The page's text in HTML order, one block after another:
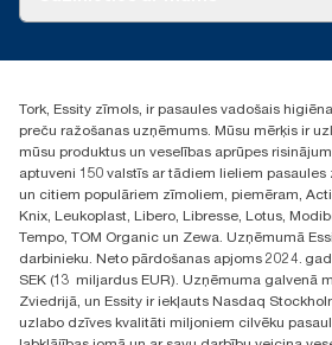
+371 29141799
Atrast izplatītāju
Ulbrokas street 19A
Riga, Latvija
LV-1028
Tork, Essity zīmols, ir pasaules vadošais
preču ražošanas uzņēmums. Mūsu mērķis ir
mūsu produktus un veselības aprūpes
aptuveni 150 valstīs ar tādiem lieliem pasaules
un citiem populāriem zīmoliem, piemēram,
Knix, Leukoplast, Libero, Libresse, Lotus,
Tempo, TOM Organic un Zewa. Uzņēmumā
darbinieku. Neto pārdošanas apjoms 2024.
SEK (13 miljardus EUR). Uzņēmuma galvenā
Zviedrijā, un Essity ir iekļauts Nasdaq
uzlabo dzīves kvalitāti miljoniem cilvēku